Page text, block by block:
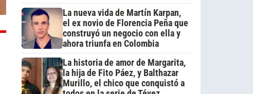
La nueva vida de Martín Karpan,
el ex novio de Florencia Peña que
construyó un negocio con ella y
ahora triunfa en Colombia
La historia de amor de Margarita,
la hija de Fito Páez, y Balthazar
Murillo, el chico que conquistó a